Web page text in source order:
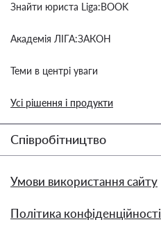
Знайти юриста Liga:BOOK
Академія ЛІГА:ЗАКОН
Теми в центрі уваги
Усі рішення і продукти
Співробітництво
Умови використання сайту
Політика конфіденційності